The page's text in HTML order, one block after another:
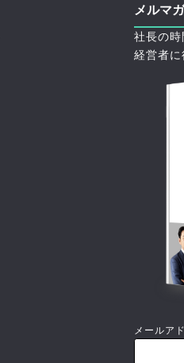
メルマ
社長の
経営者に
メールア